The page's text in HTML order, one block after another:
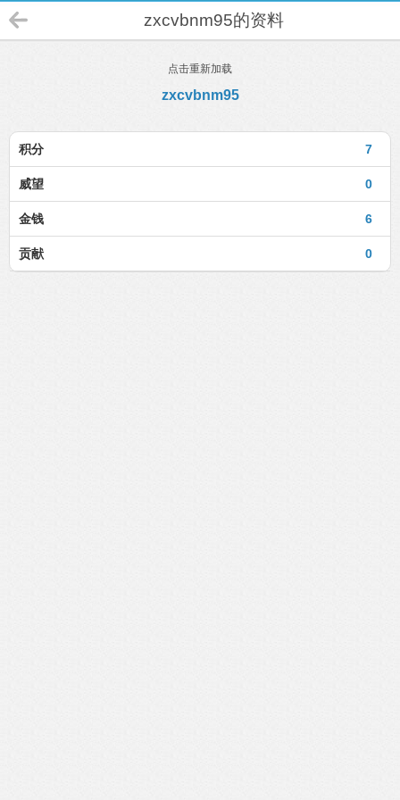
zxcvbnm95的资料
点击重新加载
zxcvbnm95
7
积分
0
威望
6
金钱
0
贡献